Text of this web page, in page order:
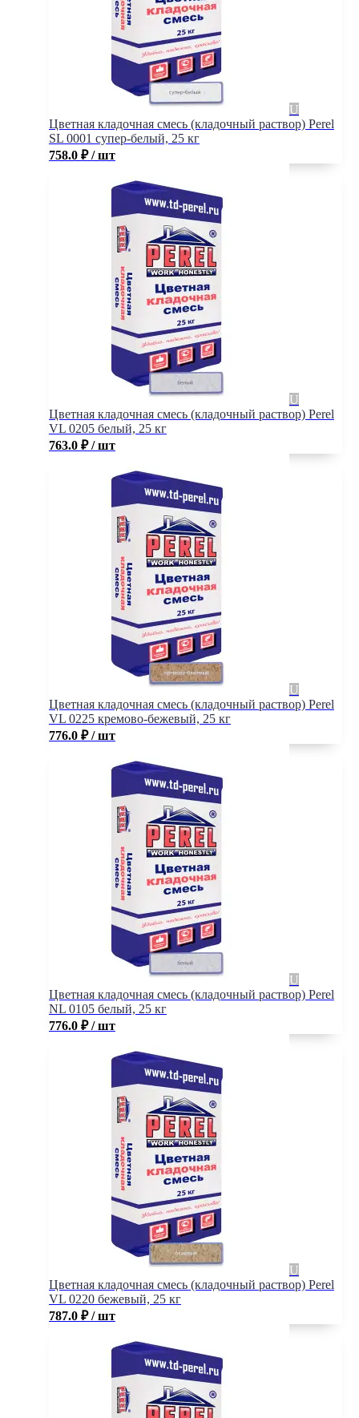
Цветная кладочная смесь (кладочный раствор) Perel
SL 0001 супер-белый, 25 кг
758.0 ₽ / шт
Цветная кладочная смесь (кладочный раствор) Perel
VL 0205 белый, 25 кг
763.0 ₽ / шт
Цветная кладочная смесь (кладочный раствор) Perel
VL 0225 кремово-бежевый, 25 кг
776.0 ₽ / шт
Цветная кладочная смесь (кладочный раствор) Perel
NL 0105 белый, 25 кг
776.0 ₽ / шт
Цветная кладочная смесь (кладочный раствор) Perel
VL 0220 бежевый, 25 кг
787.0 ₽ / шт